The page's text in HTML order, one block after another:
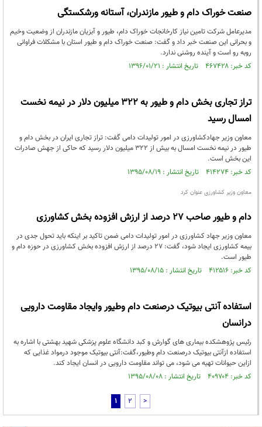
صنعت خوراک دام و طیور مازندران، آستانه ورشکستگی
مدیرعامل شرکت تامین نیاز کارخانجات خوراک دام، طیور و آبزیان مازندران از وضعیت وخیم
و بحرانی این صنعت خبر داد و گفت: صنعت خوراک دام و طیور استان با مشکلات فراوانی
روبه رو است و آینده روشنی ندارد.
کد خبر: ۴۶۷۴۲۸ تاریخ انتشار : ۱۳۹۶/۰۱/۲۱
تراز تجاری بخش دام و طیور به 322 میلیون دلار در نیمه نخست
امسال رسید
معاون وزیر جهادکشاورزی در امور تولیدات دامی گفت: تراز تجاری ایران در بخش دام و
طیور در نیمه نخست امسال به بیش از 322 میلیون دلار رسید که حاکی از جهش صادرات
این بخش است.
کد خبر: ۴۱۴۲۷۴ تاریخ انتشار : ۱۳۹۵/۰۸/۱۹
معاون وزیر کشاورزی عنوان کرد
دام و طیور صاحب ۲۷ درصد از ارزش افزوده بخش کشاورزی
معاون وزیر جهاد کشاورزی در امور تولیدات دامی ضمن تاکید بر اینکه باید تحول جدی در
بیمه کشاورزی ایجاد شود، گفت: ۲۷ درصد از ارزش افزوده بخش کشاورزی در حوزه دام و
طیور است.
کد خبر: ۴۱۲۵۱۶ تاریخ انتشار : ۱۳۹۵/۰۸/۱۵
استفاده آنتی بیوتیک درصنعت دام وطیور وایجاد مقاومت دارویی
درانسان
رئیس پژوهشکده بیماری های گوارش و کبد دانشگاه علوم پزشکی شهید بهشتی با اشاره به
استفاده ازآنتی بیوتیک درصنعت دام وطیور،گفت:آنتی بیوتیک موجود درمواد غذایی که
ازاین حیوانات تهیه می شود، می تواند مقاومت دارویی در انسان ایجاد کند.
کد خبر: ۴۰۹۷۰۴ تاریخ انتشار : ۱۳۹۵/۰۸/۰۸
1 2 >